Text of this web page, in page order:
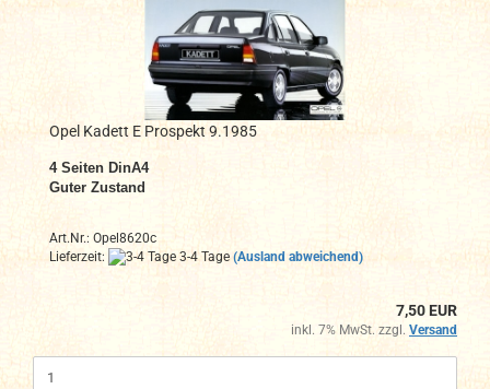
Opel Kadett E Prospekt 9.1985
4 Seiten DinA4
Guter Zustand
Art.Nr.: Opel8620c
Lieferzeit:
3-4 Tage (Ausland abweichend)
7,50 EUR
inkl. 7% MwSt. zzgl. Versand